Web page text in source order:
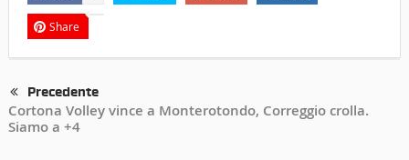
Share
Precedente
Cortona Volley vince a Monterotondo, Correggio crolla.
Siamo a +4